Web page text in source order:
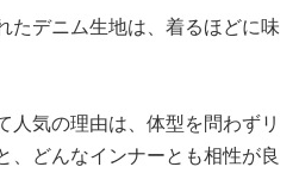
たデニム生地は、着るほどに味
人気の理由は、体型を問わずリ
、どんなインナーとも相性が良